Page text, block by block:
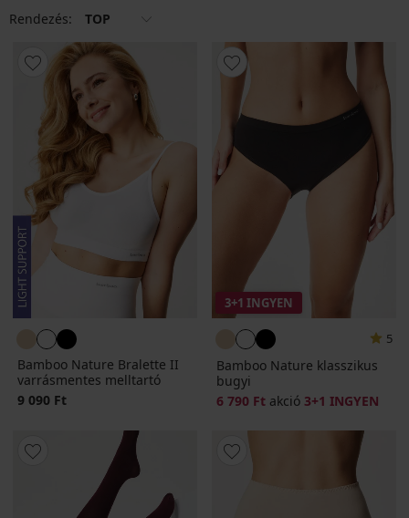
Rendezés: TOP
Bamboo Nature Bralette II
varrásmentes melltartó
9 090 Ft
3+1 INGYEN
5
Bamboo Nature klasszikus
bugyi
6 790 Ft akció 3+1 INGYEN